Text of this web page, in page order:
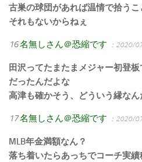
古巣の球団があれば温情で拾う
それもないからねぇ
16名無しさん＠恐縮です ：2020/
田沢ってたまたまメジャー初登
だったんだよな
高津も確かそう、どういう縁なん
17名無しさん＠恐縮です ：2020/
MLB年金満額なん？
落ち着いたらあっちでコーチ実績